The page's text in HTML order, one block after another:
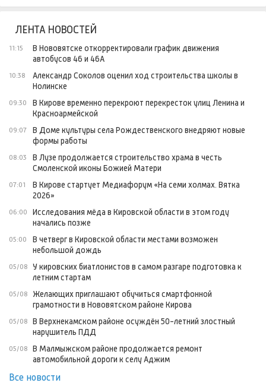
ЛЕНТА НОВОСТЕЙ
11:15
В Нововятске откорректировали график движения
автобусов 46 и 46А
10:38
Александр Соколов оценил ход строительства школы в
Нолинске
09:30
В Кирове временно перекроют перекресток улиц Ленина и
Красноармейской
09:07
В Доме культуры села Рождественского внедряют новые
формы работы
08:03
В Лузе продолжается строительство храма в честь
Смоленской иконы Божией Матери
07:01
В Кирове стартует Медиафорум «На семи холмах. Вятка
2026»
06:00
Исследования мёда в Кировской области в этом году
начались позже
05:00
В четверг в Кировской области местами возможен
небольшой дождь
05/08
У кировских биатлонистов в самом разгаре подготовка к
летним стартам
05/08
Желающих приглашают обучиться смартфонной
грамотности в Нововятском районе Кирова
05/08
В Верхнекамском районе осуждён 50-летний злостный
нарушитель ПДД
05/08
В Малмыжском районе продолжается ремонт
автомобильной дороги к селу Аджим
Все новости